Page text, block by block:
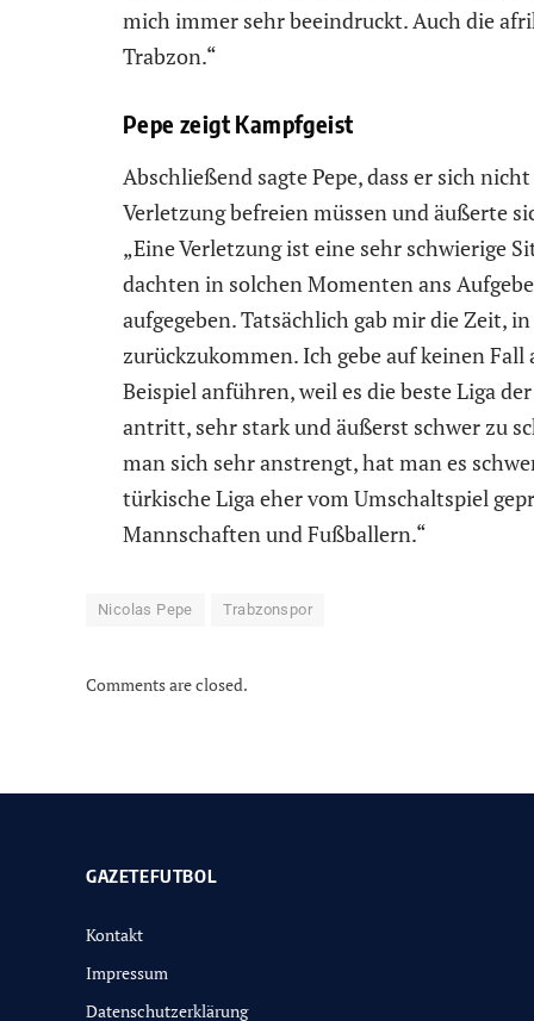
mich immer sehr beeindruckt. Auch die
Trabzon.“
Pepe zeigt Kampfgeist
Abschließend sagte Pepe, dass er sich
Verletzung befreien müssen und äußerte
„Eine Verletzung ist eine sehr schwierige
dachten in solchen Momenten ans
aufgegeben. Tatsächlich gab mir die Zeit,
zurückzukommen. Ich gebe auf keinen
Beispiel anführen, weil es die beste Liga
antritt, sehr stark und äußerst schwer zu
man sich sehr anstrengt, hat man es
türkische Liga eher vom Umschaltspiel
Mannschaften und Fußballern.“
Nicolas Pepe Trabzonspor
Comments are closed.
GAZETEFUTBOL
Kontakt
Impressum
Datenschutzerklärung